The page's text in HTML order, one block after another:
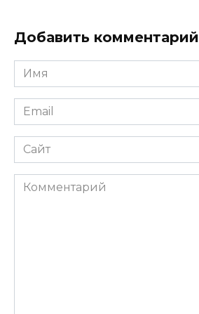
Добавить комментарий
Имя
Email
Сайт
Комментарий